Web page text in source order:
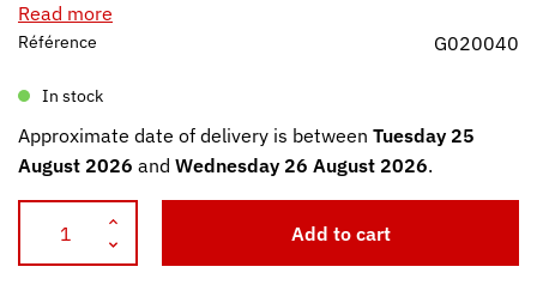
Read more
Référence G020040
In stock
Approximate date of delivery is between Tuesday 25
August 2026 and Wednesday 26 August 2026.
Add to cart